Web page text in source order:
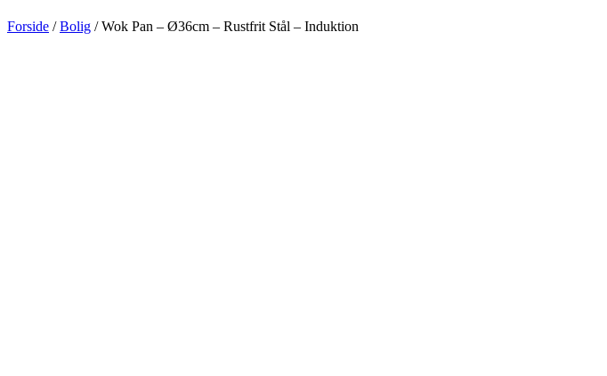
Forside /Bolig / Wok Pan – Ø36cm – Rustfrit Stål – Induktion